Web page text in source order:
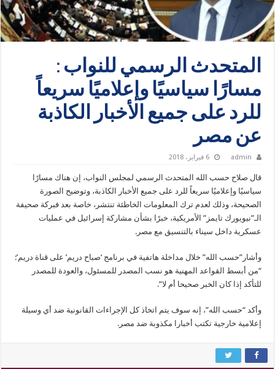
المتحدث الرسمي للنواب :
مسارًا سياسيًا وإعلاميًا سريعاً
للرد على جميع الأخبار الكاذبة
عن مصر
admin 6 فبراير، 2018
قال صلاح حسب الله المتحدث الرسمي لمجلس النواب، إن هناك مسارًا
سياسيًا وإعلاميًا سريعاً للرد على جميع الأخبار الكاذبة، وتوضيح الصورة
الصحيحة، وذلك لعدم ترك المعلومات الخاطئة تنتشر، خاصة بعد فبركة صحيفة
الـ”نيويورك تايمز” الأمريكية، خبرًا بشأن مشاركة إسرائيل في عمليات
عسكرية داخل سيناء بالتنسيق مع مصر.
وأشار”حسب الله” خلال مداخلة هاتفية في برنامج ‘صباح دريم’ على قناة دريم’:
“من أبسط القواعد المهنية هو نسب المصدر للمسئول، والعودة للمصدر
للتأكد إذا كان الخبر صحيحا أم لا”.
وأكد “حسب الله”، إنه سوف يتم اتخاذ كل الإجراءات القانونية ضد أي وسيلة
إعلامية خارجية تكتب أخبارا مكذوبة ضد مصر.